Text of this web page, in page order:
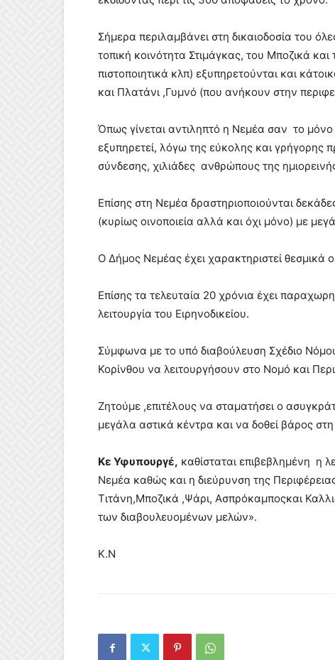
Σήμερα περιλαμβάνει στη δικαιοδοσία του
τοπική κοινότητα Στιμάγκας, του Μποζικά
πιστοποιητικά κλπ) εξυπηρετούνται και
και Πλατάνι ,Γυμνό (που ανήκουν στην
Όπως γίνεται αντιληπτό η Νεμέα σαν το
εξυπηρετεί, λόγω της εύκολης και γρήγορης
σύνδεσης, χιλιάδες ανθρώπους της
Επίσης στη Νεμέα δραστηριοποιούνται
(κυρίως οινοποιεία αλλά και όχι μόνο) με
Ο Δήμος Νεμέας έχει χαρακτηριστεί θεσμικά
Επίσης τα τελευταία 20 χρόνια έχει
λειτουργία του Ειρηνοδικείου.
Σύμφωνα με το υπό διαβούλευση Σχέδιο
Κορίνθου να λειτουργήσουν στο Νομό και
Ζητούμε ,επιτέλους να σταματήσει ο
μεγάλα αστικά κέντρα και να δοθεί βάρος
Κε Υφυπουργέ, καθίσταται επιβεβλημένη η
Νεμέα καθώς και η διεύρυνση της
Τιτάνη,Μποζικά ,Ψάρι, Ασπρόκαμποςκαι
των διαβουλευομένων μελών».
Κ.Ν